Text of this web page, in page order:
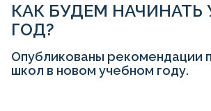
КАК БУДЕМ НАЧИНАТЬ
ГОД?
Опубликованы рекомендации
школ в новом учебном году.